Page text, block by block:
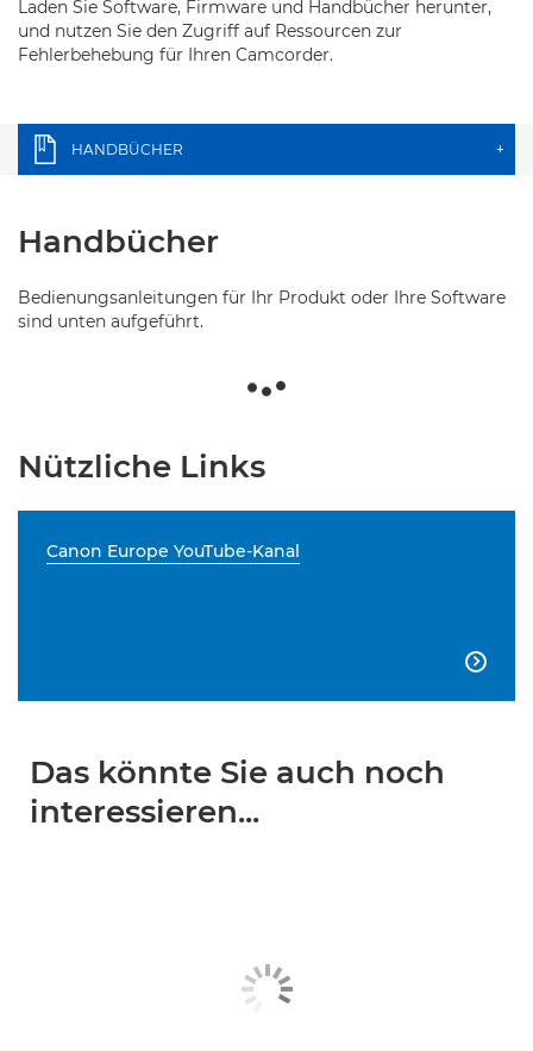
Laden Sie Software, Firmware und Handbücher herunter,
und nutzen Sie den Zugriff auf Ressourcen zur
Fehlerbehebung für Ihren Camcorder.
HANDBÜCHER +
Handbücher
Bedienungsanleitungen für Ihr Produkt oder Ihre Software
sind unten aufgeführt.
Nützliche Links
Canon Europe YouTube-Kanal

Das könnte Sie auch noch
interessieren...